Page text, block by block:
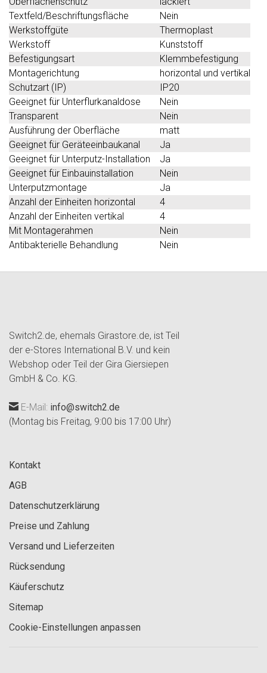
Textfeld/Beschriftungsfläche
Nein
Werkstoffgüte
Thermoplast
Werkstoff
Kunststoff
Befestigungsart
Klemmbefestigung
Montagerichtung
horizontal und vertikal
Schutzart (IP)
IP20
Geeignet für Unterflurkanaldose
Nein
Transparent
Nein
Ausführung der Oberfläche
matt
Geeignet für Geräteeinbaukanal
Ja
Geeignet für Unterputz-Installation
Ja
Geeignet für Einbauinstallation
Nein
Unterputzmontage
Ja
Anzahl der Einheiten horizontal
4
Anzahl der Einheiten vertikal
4
Mit Montagerahmen
Nein
Antibakterielle Behandlung
Nein
Switch2.de, ehemals Girastore.de, ist Teil
der e-Stores International B.V. und kein
Webshop oder Teil der Gira Giersiepen
GmbH & Co. KG.
E-Mail: info@switch2.de
(Montag bis Freitag, 9:00 bis 17:00 Uhr)
Kontakt
AGB
Datenschutzerklärung
Preise und Zahlung
Versand und Lieferzeiten
Rücksendung
Käuferschutz
Sitemap
Cookie-Einstellungen anpassen